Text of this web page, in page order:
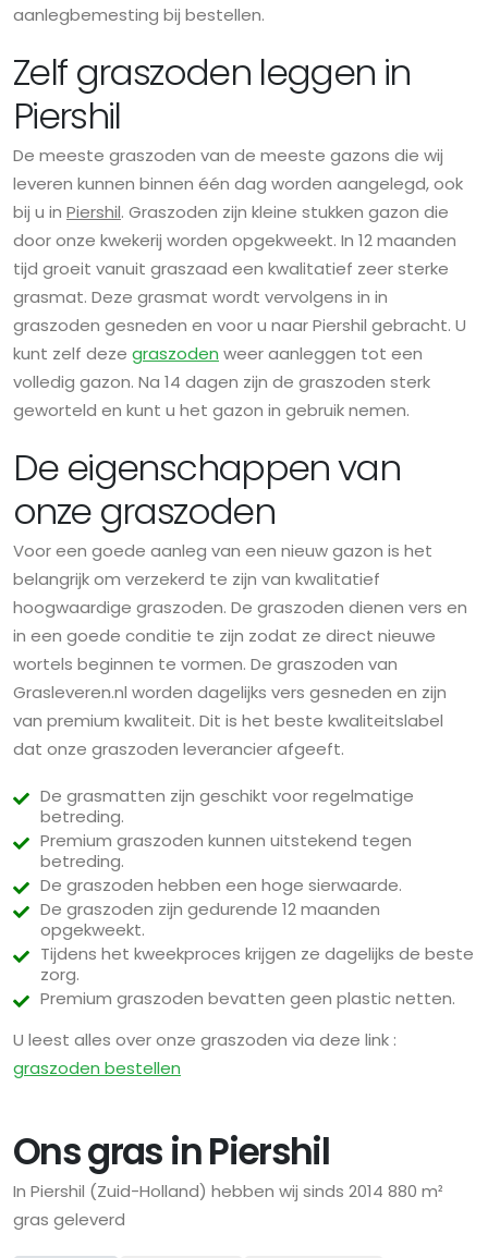
aanlegbemesting bij bestellen.
Zelf graszoden leggen in
Piershil
De meeste graszoden van de meeste gazons die wij
leveren kunnen binnen één dag worden aangelegd, ook
bij u in Piershil. Graszoden zijn kleine stukken gazon die
door onze kwekerij worden opgekweekt. In 12 maanden
tijd groeit vanuit graszaad een kwalitatief zeer sterke
grasmat. Deze grasmat wordt vervolgens in in
graszoden gesneden en voor u naar Piershil gebracht. U
kunt zelf deze graszoden weer aanleggen tot een
volledig gazon. Na 14 dagen zijn de graszoden sterk
geworteld en kunt u het gazon in gebruik nemen.
De eigenschappen van
onze graszoden
Voor een goede aanleg van een nieuw gazon is het
belangrijk om verzekerd te zijn van kwalitatief
hoogwaardige graszoden. De graszoden dienen vers en
in een goede conditie te zijn zodat ze direct nieuwe
wortels beginnen te vormen. De graszoden van
Grasleveren.nl worden dagelijks vers gesneden en zijn
van premium kwaliteit. Dit is het beste kwaliteitslabel
dat onze graszoden leverancier afgeeft.
De grasmatten zijn geschikt voor regelmatige
betreding.
Premium graszoden kunnen uitstekend tegen
betreding.
De graszoden hebben een hoge sierwaarde.
De graszoden zijn gedurende 12 maanden
opgekweekt.
Tijdens het kweekproces krijgen ze dagelijks de beste
zorg.
Premium graszoden bevatten geen plastic netten.
U leest alles over onze graszoden via deze link :
graszoden bestellen
Ons gras in Piershil
In Piershil (Zuid-Holland) hebben wij sinds 2014 880 m²
gras geleverd